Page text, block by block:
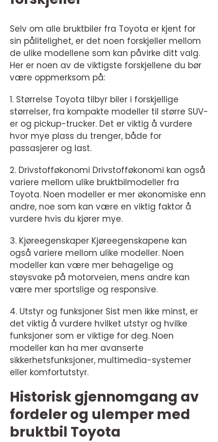
Selv om alle bruktbiler fra Toyota er kjent for
sin pålitelighet, er det noen forskjeller mellom
de ulike modellene som kan påvirke ditt valg.
Her er noen av de viktigste forskjellene du bør
være oppmerksom på:
1. Størrelse Toyota tilbyr biler i forskjellige
størrelser, fra kompakte modeller til større SUV-
er og pickup-trucker. Det er viktig å vurdere
hvor mye plass du trenger, både for
passasjerer og last.
2. Drivstofføkonomi Drivstofføkonomi kan også
variere mellom ulike bruktbilmodeller fra
Toyota. Noen modeller er mer økonomiske enn
andre, noe som kan være en viktig faktor å
vurdere hvis du kjører mye.
3. Kjøreegenskaper Kjøreegenskapene kan
også variere mellom ulike modeller. Noen
modeller kan være mer behagelige og
støysvake på motorveien, mens andre kan
være mer sportslige og responsive.
4. Utstyr og funksjoner Sist men ikke minst, er
det viktig å vurdere hvilket utstyr og hvilke
funksjoner som er viktige for deg. Noen
modeller kan ha mer avanserte
sikkerhetsfunksjoner, multimedia-systemer
eller komfortutstyr.
Historisk gjennomgang av
fordeler og ulemper med
bruktbil Toyota